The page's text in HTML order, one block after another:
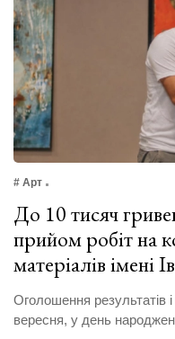
# Арт
До 10 тисяч
прийом робіт на
матеріалів імені
Оголошення результатів
вересня, у день